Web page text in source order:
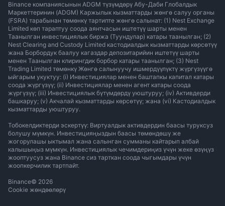
Binance компаниясынын ADGM түзүмдөрү Абу-Даби Глобалдык
Маркеттеринин (ADGM) Каржылык кызматтарды жөнгө салуу органы
(FSRA) тарабынан төмөнкү тартипте жөнгө салынат: (1) Nest Exchange
Limited көп тараптуу соода аянтчасын иштетүү шарты менен
Таанылган инвестициялык биржа (Туундулар) катары таанылган; (2)
Nest Clearing and Custody Limited кастодиалдык кызматтарды көрсөтүү
жана Борбордук баалуу кагаздар депозитарийин иштетүү шарты
менен Таанылган клирингдик борбор катары таанылган; (3) Nest
Trading Limited төмөнкү Жөнгө салынуучу ишмердүүлүктү жүргүзүүгө
ыйгарым укуктуу: (i) Инвестициялар менен баштапкы капитал катары
соода жүргүзүү; (ii) Инвестициялар менен агент катары соода
жүргүзүү; (iii) Инвестициялык бүтүмдөрдү уюштуруу; (iv) Активдерди
башкаруу; (v) Акчалай кызматтарды көрсөтүү; жана (vi) Кастодиалдык
кызматтарды уюштуруу.
Тобокелдиктерди эскертүү: Виртуалдык активдердин баасы туруксуз
болушу мүмкүн. Инвестицияңыздын баасы төмөндөшү же
жогорулашы ыктымал жана салынган сумманы кайтарып албай
калышыңыз мүмкүн. Инвестициялык чечимдериңиз үчүн жеке өзүңүз
жооптуусуз жана Binance сиз тарткан соода чыгымдары үчүн
жоопкерчилик тартпайт.
Binance© 2026
Cookie жөндөөлөрү